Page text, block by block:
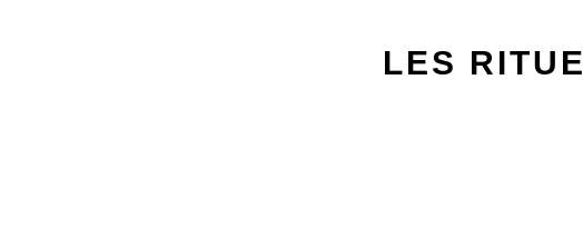
LES